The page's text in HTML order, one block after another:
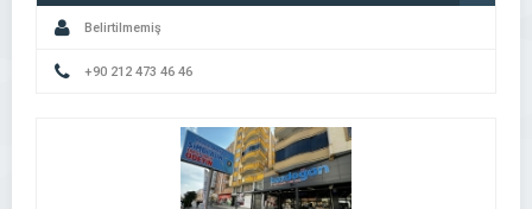
Belirtilmemiş
+90 212 473 46 46